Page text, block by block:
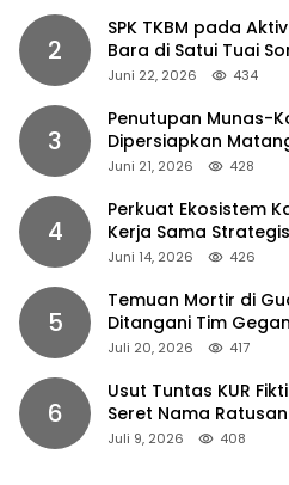
2
SPK TKBM pada
Bara di Satui Tuai
Juni 22, 2026 434
3
Penutupan Munas-
Dipersiapkan
Juni 21, 2026 428
4
Perkuat Ekosistem
Kerja Sama
Juni 14, 2026 426
5
Temuan Mortir di
Ditangani Tim
Juli 20, 2026 417
6
Usut Tuntas KUR
Seret Nama
Juli 9, 2026 408